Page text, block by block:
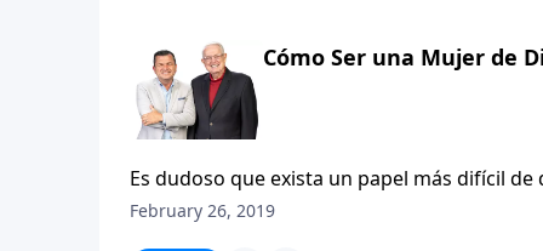
Cómo Ser una Mujer de
Es dudoso que exista un papel más difícil
desea caminar con Dios. La cuerda floja por
February 26, 2019